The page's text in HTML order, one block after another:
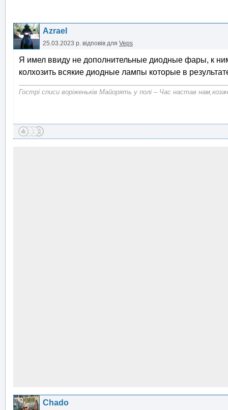
Azrael
25.03.2023 р. відповів для Veps
Я имел ввиду не дополнительные диодные фары, к
колхозить всякие диодные лампы которые в
Гострі списи воріженьків Майорять у полі – Час настав
Chado